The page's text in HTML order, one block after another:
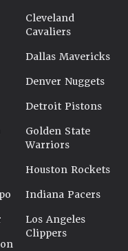
Cleveland
Cavaliers
Dallas Mavericks
Denver Nuggets
Detroit Pistons
Golden State
Warriors
Houston Rockets
Indiana Pacers
Los Angeles
Clippers